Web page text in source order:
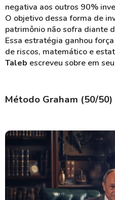
negativa aos outros 90%
O objetivo dessa forma de
patrimônio não sofra diante
Essa estratégia ganhou
de riscos, matemático e
Taleb escreveu sobre em
Método Graham (50/50)